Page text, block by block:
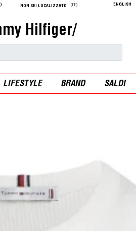
) NON SEI LOCALIZZATO (IT) ENGLISH
Hilfiger/
LIFESTYLE BRAND SALDI